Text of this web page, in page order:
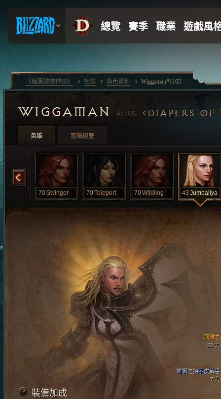
WIGGAMAN #1165 DIAPERS OF
英雄 冒險經歷
70Swinger 70Teleport 70Wildling 43Jumbaliya
鋼鐵之
23 力
雄獅之探索皮革手
7 力
裝備加成
《暗黑破壞神III》 社群 角色資料 Wiggaman#1165